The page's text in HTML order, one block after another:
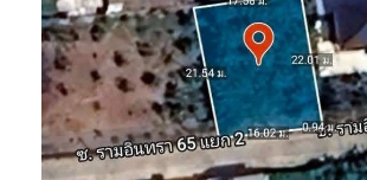
ติดต่อเรา